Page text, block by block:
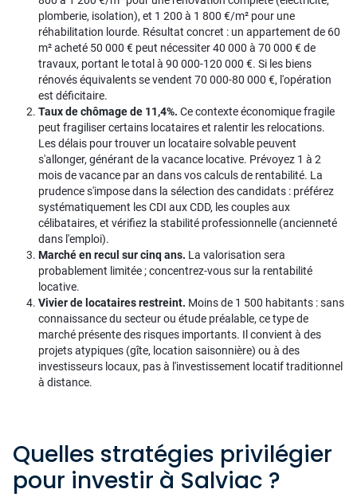
plomberie, isolation), et 1 200 à 1 800 €/m² pour une
réhabilitation lourde. Résultat concret : un appartement de 60
m² acheté 50 000 € peut nécessiter 40 000 à 70 000 € de
travaux, portant le total à 90 000-120 000 €. Si les biens
rénovés équivalents se vendent 70 000-80 000 €, l'opération
est déficitaire.
Taux de chômage de 11,4%. Ce contexte économique fragile
peut fragiliser certains locataires et ralentir les relocations.
Les délais pour trouver un locataire solvable peuvent
s'allonger, générant de la vacance locative. Prévoyez 1 à 2
mois de vacance par an dans vos calculs de rentabilité. La
prudence s'impose dans la sélection des candidats : préférez
systématiquement les CDI aux CDD, les couples aux
célibataires, et vérifiez la stabilité professionnelle (ancienneté
dans l'emploi).
Marché en recul sur cinq ans. La valorisation sera
probablement limitée ; concentrez-vous sur la rentabilité
locative.
Vivier de locataires restreint. Moins de 1 500 habitants : sans
connaissance du secteur ou étude préalable, ce type de
marché présente des risques importants. Il convient à des
projets atypiques (gîte, location saisonnière) ou à des
investisseurs locaux, pas à l'investissement locatif traditionnel
à distance.
Quelles stratégies privilégier
pour investir à Salviac ?